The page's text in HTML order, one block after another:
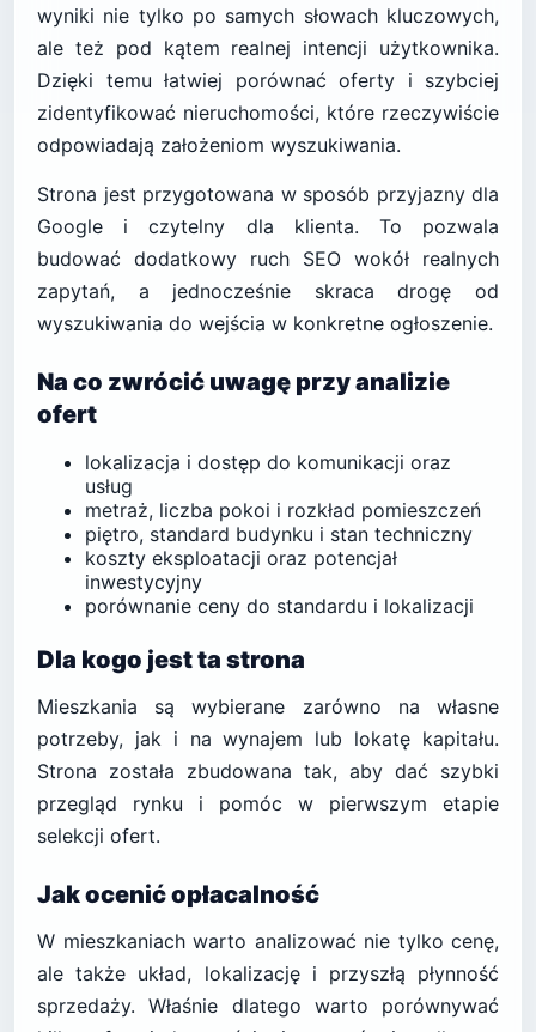
wyniki nie tylko po samych słowach kluczowych,
ale też pod kątem realnej intencji użytkownika.
Dzięki temu łatwiej porównać oferty i szybciej
zidentyfikować nieruchomości, które rzeczywiście
odpowiadają założeniom wyszukiwania.
Strona jest przygotowana w sposób przyjazny dla
Google i czytelny dla klienta. To pozwala
budować dodatkowy ruch SEO wokół realnych
zapytań, a jednocześnie skraca drogę od
wyszukiwania do wejścia w konkretne ogłoszenie.
Na co zwrócić uwagę przy analizie
ofert
lokalizacja i dostęp do komunikacji oraz
usług
metraż, liczba pokoi i rozkład pomieszczeń
piętro, standard budynku i stan techniczny
koszty eksploatacji oraz potencjał
inwestycyjny
porównanie ceny do standardu i lokalizacji
Dla kogo jest ta strona
Mieszkania są wybierane zarówno na własne
potrzeby, jak i na wynajem lub lokatę kapitału.
Strona została zbudowana tak, aby dać szybki
przegląd rynku i pomóc w pierwszym etapie
selekcji ofert.
Jak ocenić opłacalność
W mieszkaniach warto analizować nie tylko cenę,
ale także układ, lokalizację i przyszłą płynność
sprzedaży. Właśnie dlatego warto porównywać